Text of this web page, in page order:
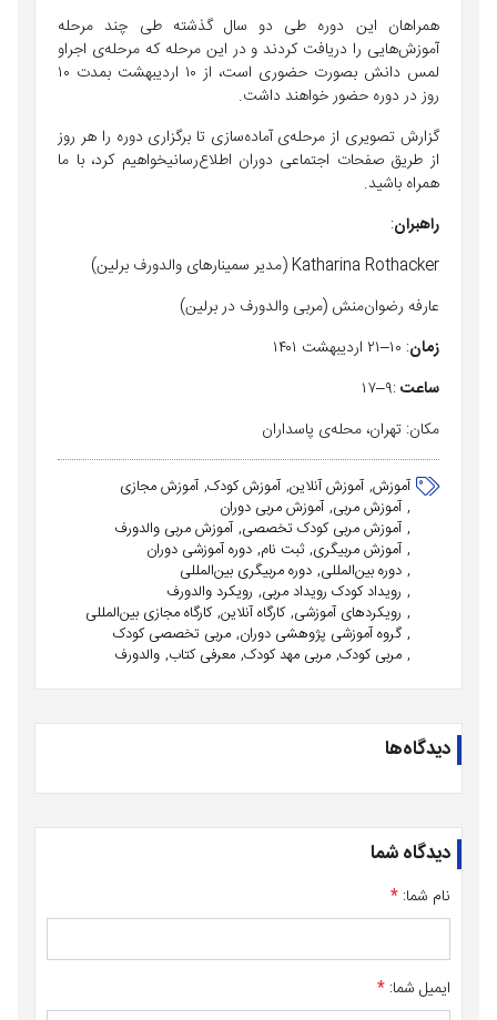
همراهان این دوره طی دو سال گذشته طی چند مرحله
آموزش‌هایی را دریافت کردند و در این مرحله که مرحله‌ی اجراو
لمس دانش بصورت حضوری است، از ١٠ اردیبهشت بمدت ۱۰
روز در دوره حضورخواهند داشت.
گزارش تصویری از مرحله‌ی آماده‌سازی تا برگزاری دوره را هر روز
از طریق صفحات اجتماعی دوران اطلاع‌رسانیخواهیم کرد، با ما
همراه باشید.
راهبران:
Katharina Rothacker ( مدیر سمینارهای والدورف برلین)
عارفه رضوان‌منش (مربی والدورف دربرلین)
زمان: ۱۰–۲۱ اردیبهشت ۱۴۰۱
ساعت:۹–۱۷
مکان:تهران، محله‌ی پاسداران
آموزش آموزش آنلاین آموزش کودک آموزش مجازی
آموزش مربی آموزش مربی دوران
آموزش مربی کودک تخصصی آموزش مربی والدورف
آموزش مربیگری ثبت نام دوره آموزشی دوران
دوره بین‌المللی دوره مربیگری بین‌المللی
رویداد کودک رویداد مربی رویکرد والدورف
رویکردهای آموزشی کارگاه آنلاین کارگاه مجازی بین‌المللی
گروه آموزشی پژوهشی دوران مربی تخصصی کودک
مربی کودک مربی مهد کودک معرفی کتاب والدورف
دیدگاه‌ها
دیدگاه شما
نام شما:*
ایمیل شما:*